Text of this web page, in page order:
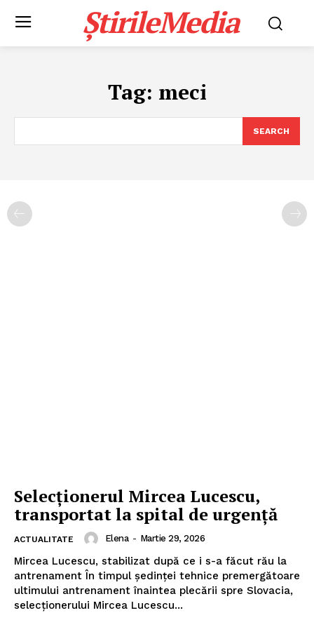
ȘtirileMedia
Tag: meci
SEARCH
Selecționerul Mircea Lucescu,
transportat la spital de urgență
ACTUALITATE Elena - Martie 29, 2026
Mircea Lucescu, stabilizat după ce i s-a făcut rău la
antrenament În timpul ședinței tehnice premergătoare
ultimului antrenament înaintea plecării spre Slovacia,
selecționerului Mircea Lucescu...